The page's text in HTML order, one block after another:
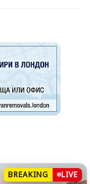
BREAKING LIVE